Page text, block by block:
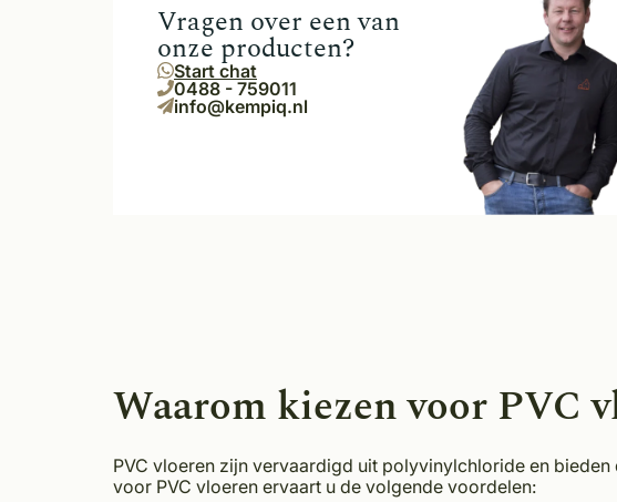
Vragen over een van
onze producten?
Start chat
0488 - 759011
info@kempiq.nl
Waarom kiezen voor PVC
PVC vloeren zijn vervaardigd uit polyvinylchloride en
voor PVC vloeren ervaart u de volgende voordelen: